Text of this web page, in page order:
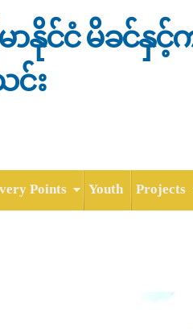
မာနိုင်ငံ မိခင်နှ
း
Points Youth Projects